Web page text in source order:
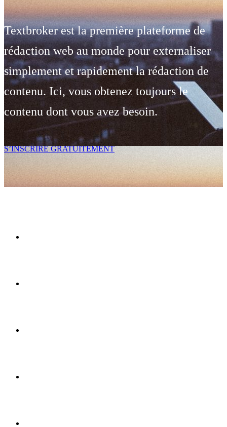
Textbroker est la première plateforme de
rédaction web au monde pour externaliser
simplement et rapidement la rédaction de
contenu. Ici, vous obtenez toujours le
contenu dont vous avez besoin.
S’INSCRIRE GRATUITEMENT